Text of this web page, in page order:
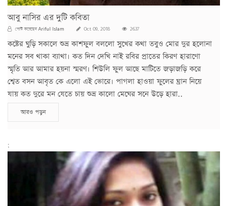
আবু নাসির এর দুটি কবিতা
পোস্ট করেছেনAriful Islam Oct 09, 2018 2637
কষ্টের ঘুড়ি সকালে শুভ্র কাশফুল বললো সুখের কথা তবুও মোর দুর হলোনা
মনের সব থাকা ব্যাথা। কত দিন দেখি নাই রবির প্রাতের কিরণ হারাণো
স্মৃতি আর আমার হয়না স্মরণ। শিউলি ফুল আছে মাটিতে জড়াজড়ি করে
শ্বেত বসন আবৃত কে এলো এই ভোরে। পাগলা হাওয়া ফুলের ঘ্রান নিয়ে
যায় কত দুরে মন যেতে চায় শুভ্র কালো মেঘের সনে উড়ে হারা..
আরও পড়ুন
;